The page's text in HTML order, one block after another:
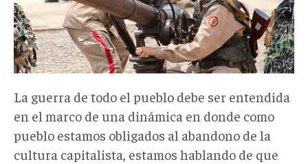
La guerra de todo el pueblo debe ser entendida
en el marco de una dinámica en donde como
pueblo estamos obligados al abandono de la
cultura capitalista, estamos hablando de que